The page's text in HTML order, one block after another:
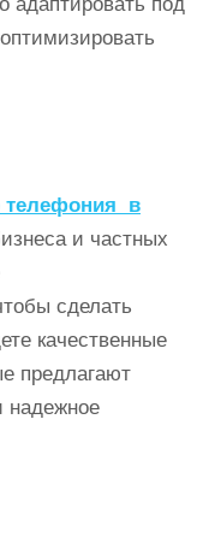
телефония в
и частных
сделать
качественные
предлагают
надежное